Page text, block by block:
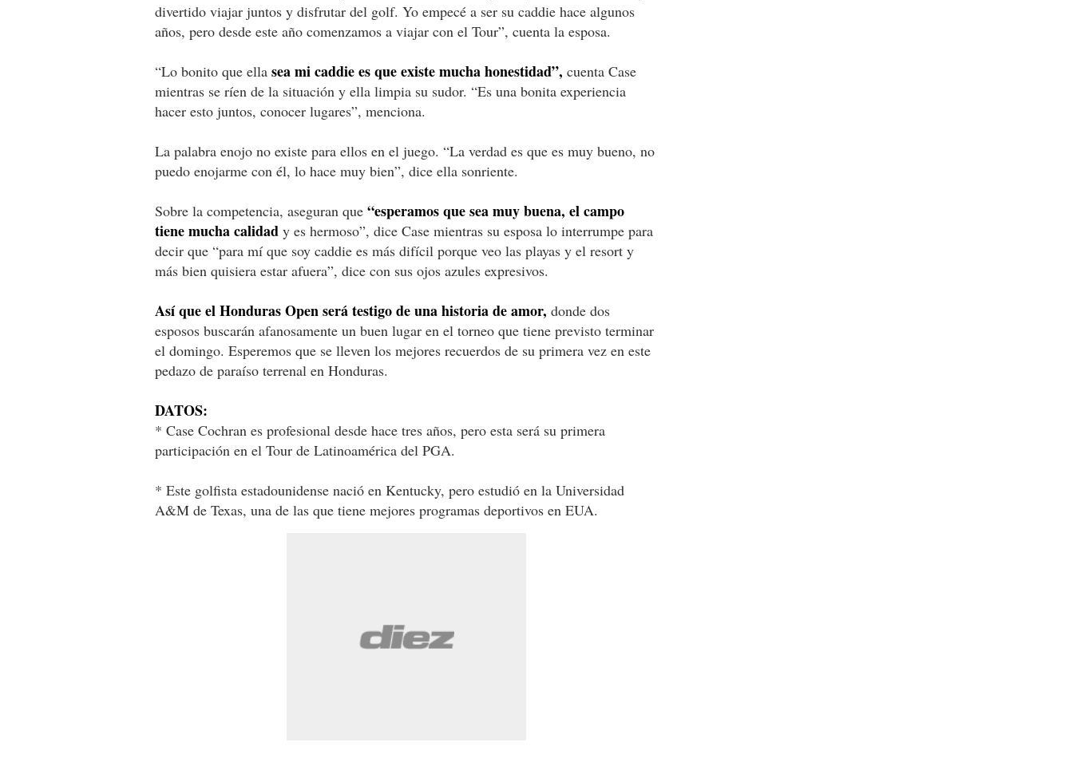
divertido viajar juntos y disfrutar del golf. Yo empecé a ser su caddie hace algunos
años, pero desde este año comenzamos a viajar con el Tour”, cuenta la esposa.
“Lo bonito que ella sea mi caddie es que existe mucha honestidad”, cuenta Case
mientras se ríen de la situación y ella limpia su sudor. “Es una bonita experiencia
hacer esto juntos, conocer lugares”, menciona.
La palabra enojo no existe para ellos en el juego. “La verdad es que es muy bueno, no
puedo enojarme con él, lo hace muy bien”, dice ella sonriente.
Sobre la competencia, aseguran que “esperamos que sea muy buena, el campo
tiene mucha calidad y es hermoso”, dice Case mientras su esposa lo interrumpe para
decir que “para mí que soy caddie es más difícil porque veo las playas y el resort y
más bien quisiera estar afuera”, dice con sus ojos azules expresivos.
Así que el Honduras Open será testigo de una historia de amor, donde dos
esposos buscarán afanosamente un buen lugar en el torneo que tiene previsto terminar
el domingo. Esperemos que se lleven los mejores recuerdos de su primera vez en este
pedazo de paraíso terrenal en Honduras.
DATOS:
* Case Cochran es profesional desde hace tres años, pero esta será su primera
participación en el Tour de Latinoamérica del PGA.
* Este golfista estadounidense nació en Kentucky, pero estudió en la Universidad
A&M de Texas, una de las que tiene mejores programas deportivos en EUA.